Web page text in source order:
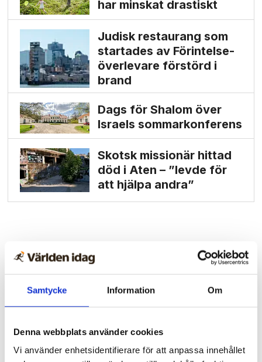
Samtycke Information Om
Denna webbplats använder cookies
Vi använder enhetsidentifierare för att anpassa innehållet
har minskat drastiskt
Judisk restaurang som
startades av Förintelse­
överlevare förstörd i
brand
Dags för Shalom över
Israels sommarkonferens
Skotsk missionär hittad
död i Aten – ”levde för
att hjälpa andra”